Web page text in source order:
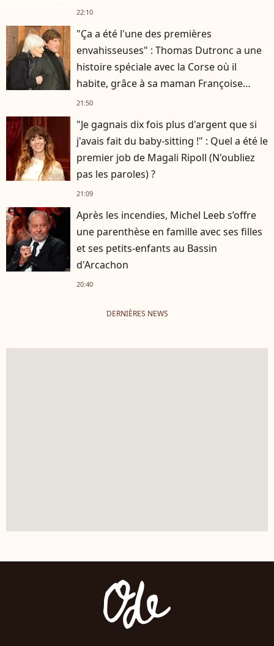
22:10
"Ça a été l'une des premières
envahisseuses" : Thomas Dutronc a une
histoire spéciale avec la Corse où il
habite, grâce à sa maman Françoise
Hardy
21:50
"Je gagnais dix fois plus d'argent que si
j'avais fait du baby-sitting !" : Quel a été le
premier job de Magali Ripoll (N'oubliez
pas les paroles) ?
21:09
Après les incendies, Michel Leeb s’offre
une parenthèse en famille avec ses filles
et ses petits-enfants au Bassin
d'Arcachon
20:40
DERNIÈRES NEWS